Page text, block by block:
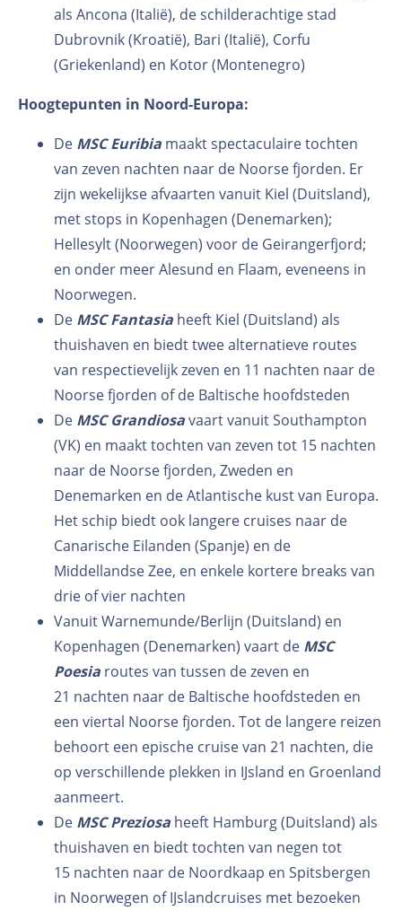
als Ancona (Italië), de schilderachtige stad
Dubrovnik (Kroatië), Bari (Italië), Corfu
(Griekenland) en Kotor (Montenegro)
Hoogtepunten in Noord-Europa:
De MSC Euribia maakt spectaculaire tochten
van zeven nachten naar de Noorse fjorden. Er
zijn wekelijkse afvaarten vanuit Kiel (Duitsland),
met stops in Kopenhagen (Denemarken);
Hellesylt (Noorwegen) voor de Geirangerfjord;
en onder meer Alesund en Flaam, eveneens in
Noorwegen.
De MSC Fantasia heeft Kiel (Duitsland) als
thuishaven en biedt twee alternatieve routes
van respectievelijk zeven en 11 nachten naar de
Noorse fjorden of de Baltische hoofdsteden
De MSC Grandiosavaart vanuit Southampton
(VK) en maakt tochten van zeven tot 15 nachten
naar de Noorse fjorden, Zweden en
Denemarken en de Atlantische kust van Europa.
Het schip biedt ook langere cruises naar de
Canarische Eilanden (Spanje) en de
Middellandse Zee, en enkele kortere breaks van
drie of vier nachten
Vanuit Warnemunde/Berlijn (Duitsland) en
Kopenhagen (Denemarken) vaart de MSC
Poesia routes van tussen de zeven en
21 nachten naar de Baltische hoofdsteden en
een viertal Noorse fjorden. Tot de langere reizen
behoort een epische cruise van 21 nachten, die
op verschillende plekken in IJsland en Groenland
aanmeert.
De MSC Preziosa heeft Hamburg (Duitsland) als
thuishaven en biedt tochten van negen tot
15 nachten naar de Noordkaap en Spitsbergen
in Noorwegen of IJslandcruises met bezoeken